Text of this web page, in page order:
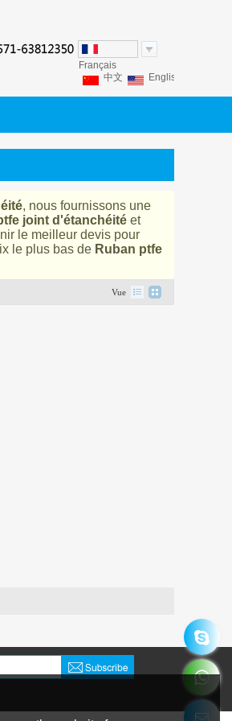
Français
中文
English
Español
Italiano
, nous fournissons une
joint d'étanchéité et
le meilleur devis pour
le plus bas de Ruban ptfe
Vue